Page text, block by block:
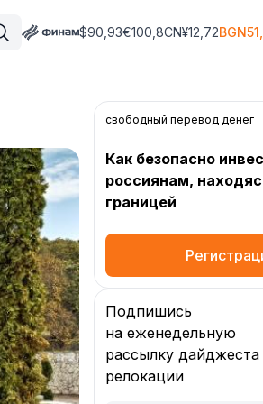
$90,93€100,8CN¥12,72BGN
свободный перевод денег
Как безопасно
россиянам,
границей
Подпишись
на еженедельную
рассылку дайджеста
релокации